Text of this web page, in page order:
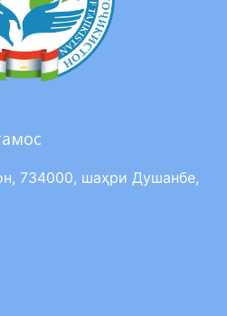
734000, шаҳри Душанбе,